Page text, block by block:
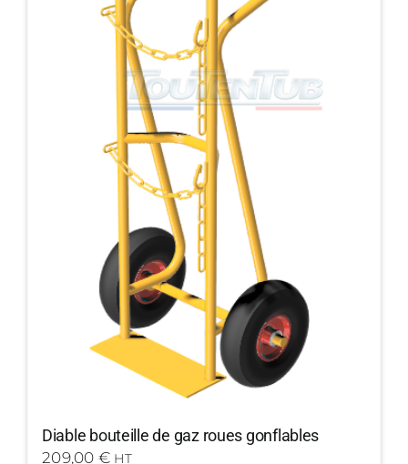
Diable bouteille de gaz roues gonflables
209,00 € HT